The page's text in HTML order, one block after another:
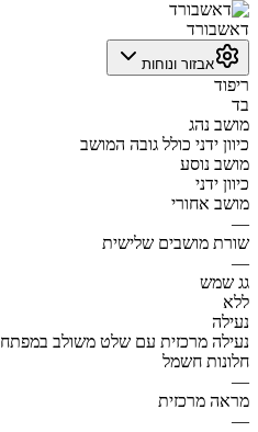
דאשבורד
אבזור ונוחות
ריפוד
בד
מושב נהג
כיוון ידני כולל גובה המושב
מושב נוסע
כיוון ידני
מושב אחורי
—
שורת מושבים שלישית
—
גג שמש
ללא
נעילה
נעילה מרכזית עם שלט משולב במפתח
חלונות חשמל
—
מראה מרכזית
—